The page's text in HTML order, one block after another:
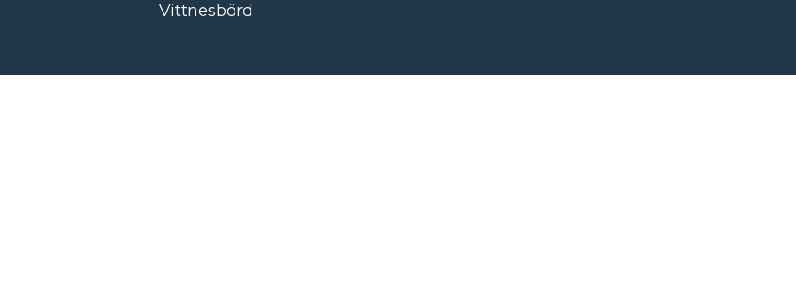
Vittnesbörd